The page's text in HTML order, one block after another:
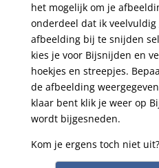
het mogelijk om je
onderdeel dat ik
afbeelding bij te snijden
kies je voor Bijsnijden en
hoekjes en streepjes.
de afbeelding
klaar bent klik je weer op
wordt bijgesneden.
Kom je ergens toch niet